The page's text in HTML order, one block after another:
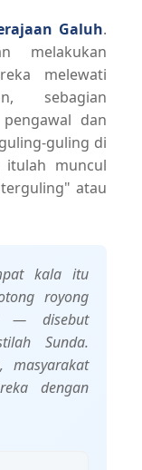
Galuh.
melakukan
melewati
sebagian
dan
guling di
itulah muncul
atau
kala itu
royong
— disebut
Sunda.
masyarakat
dengan